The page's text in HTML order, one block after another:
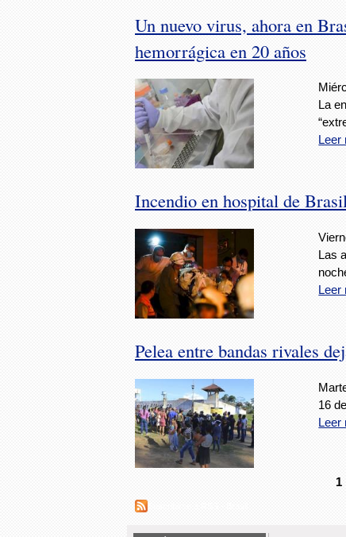
Un nuevo virus, ahora en
hemorrágica en 20 años
La
Leer
Incendio en hospital de
Las
Leer
Pelea entre bandas rivales
16
Leer
1